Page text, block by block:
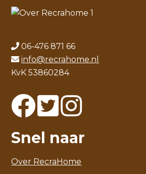
06-476 871 66
info@recrahome.nl
KvK 53860284
Snel naar
Over RecraHome